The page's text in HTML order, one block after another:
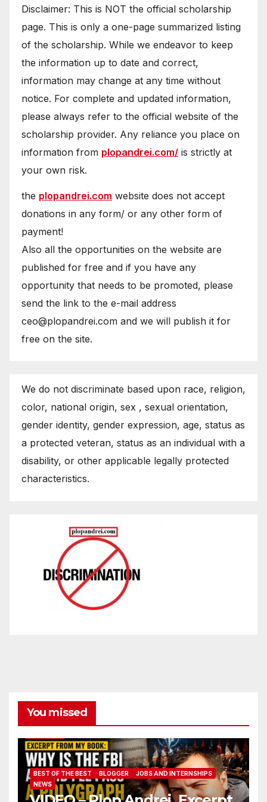
Disclaimer: This is NOT the official scholarship
page. This is only a one-page summarized listing
of the scholarship. While we endeavor to keep
the information up to date and correct,
information may change at any time without
notice. For complete and updated information,
please always refer to the official website of the
scholarship provider. Any reliance you place on
information from plopandrei.com/ is strictly at
your own risk.
the plopandrei.com website does not accept
donations in any form/ or any other form of
payment!
Also all the opportunities on the website are
published for free and if you have any
opportunity that needs to be promoted, please
send the link to the e-mail address
ceo@plopandrei.com and we will publish it for
free on the site.
We do not discriminate based upon race, religion,
color, national origin, sex , sexual orientation,
gender identity, gender expression, age, status as
a protected veteran, status as an individual with a
disability, or other applicable legally protected
characteristics.
You missed
BEST OF THE BEST BLOGGER
JOBS AND INTERNSHIPS
NEWS